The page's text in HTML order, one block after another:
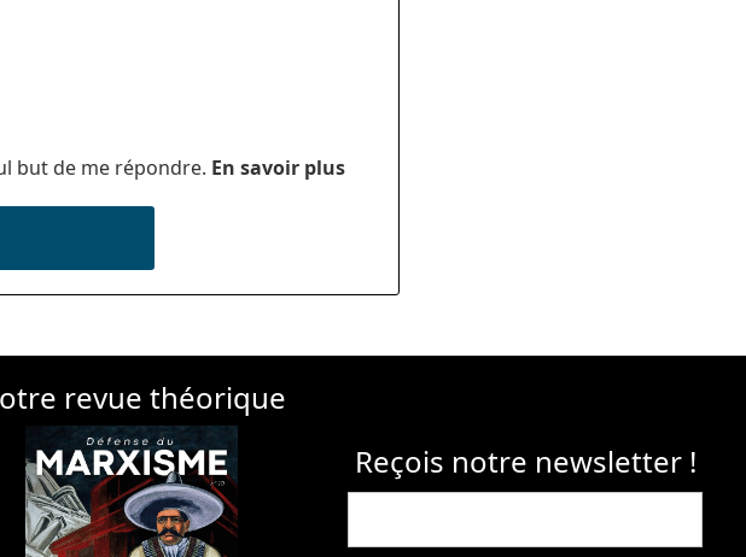
but de me répondre. En savoir plus
revue théorique
Reçois notre newsletter !